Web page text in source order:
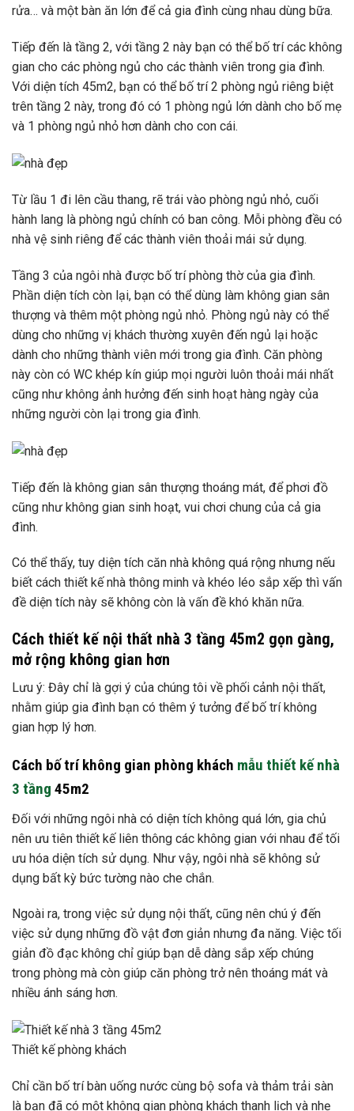
rửa… và một bàn ăn lớn để cả gia đình cùng nhau dùng bữa.
Tiếp đến là tầng 2, với tầng 2 này bạn có thể bố trí các không
gian cho các phòng ngủ cho các thành viên trong gia đình.
Với diện tích 45m2, bạn có thể bố trí 2 phòng ngủ riêng biệt
trên tầng 2 này, trong đó có 1 phòng ngủ lớn dành cho bố mẹ
và 1 phòng ngủ nhỏ hơn dành cho con cái.
Từ lầu 1 đi lên cầu thang, rẽ trái vào phòng ngủ nhỏ, cuối
hành lang là phòng ngủ chính có ban công. Mỗi phòng đều có
nhà vệ sinh riêng để các thành viên thoải mái sử dụng.
Tầng 3 của ngôi nhà được bố trí phòng thờ của gia đình.
Phần diện tích còn lại, bạn có thể dùng làm không gian sân
thượng và thêm một phòng ngủ nhỏ. Phòng ngủ này có thể
dùng cho những vị khách thường xuyên đến ngủ lại hoặc
dành cho những thành viên mới trong gia đình. Căn phòng
này còn có WC khép kín giúp mọi người luôn thoải mái nhất
cũng như không ảnh hưởng đến sinh hoạt hàng ngày của
những người còn lại trong gia đình.
Tiếp đến là không gian sân thượng thoáng mát, để phơi đồ
cũng như không gian sinh hoạt, vui chơi chung của cả gia
đình.
Có thể thấy, tuy diện tích căn nhà không quá rộng nhưng nếu
biết cách thiết kế nhà thông minh và khéo léo sắp xếp thì vấn
đề diện tích này sẽ không còn là vấn đề khó khăn nữa.
Cách thiết kế nội thất nhà 3 tầng 45m2 gọn gàng,
mở rộng không gian hơn
Lưu ý: Đây chỉ là gợi ý của chúng tôi về phối cảnh nội thất,
nhằm giúp gia đình bạn có thêm ý tưởng để bố trí không
gian hợp lý hơn.
Cách bố trí không gian phòng khách mẫu thiết kế nhà
3 tầng 45m2
Đối với những ngôi nhà có diện tích không quá lớn, gia chủ
nên ưu tiên thiết kế liên thông các không gian với nhau để tối
ưu hóa diện tích sử dụng. Như vậy, ngôi nhà sẽ không sử
dụng bất kỳ bức tường nào che chắn.
Ngoài ra, trong việc sử dụng nội thất, cũng nên chú ý đến
việc sử dụng những đồ vật đơn giản nhưng đa năng. Việc tối
giản đồ đạc không chỉ giúp bạn dễ dàng sắp xếp chúng
trong phòng mà còn giúp căn phòng trở nên thoáng mát và
nhiều ánh sáng hơn.
Thiết kế phòng khách
Chỉ cần bố trí bàn uống nước cùng bộ sofa và thảm trải sàn
là bạn đã có một không gian phòng khách thanh lịch và nhẹ